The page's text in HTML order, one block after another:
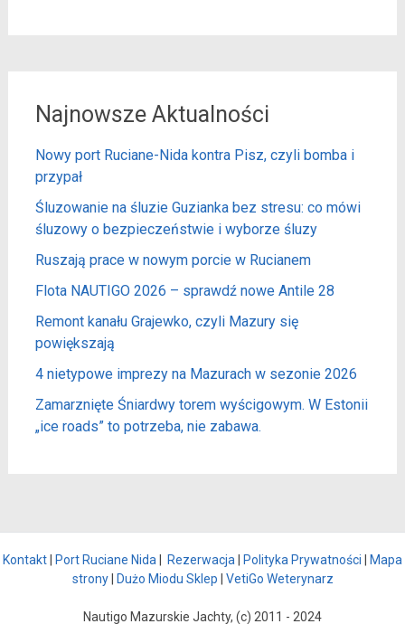
Najnowsze Aktualności
Nowy port Ruciane-Nida kontra Pisz, czyli bomba i
przypał
Śluzowanie na śluzie Guzianka bez stresu: co mówi
śluzowy o bezpieczeństwie i wyborze śluzy
Ruszają prace w nowym porcie w Rucianem
Flota NAUTIGO 2026 – sprawdź nowe Antile 28
Remont kanału Grajewko, czyli Mazury się
powiększają
4 nietypowe imprezy na Mazurach w sezonie 2026
Zamarznięte Śniardwy torem wyścigowym. W Estonii
„ice roads” to potrzeba, nie zabawa.
Kontakt| Port Ruciane Nida | Rezerwacja | Polityka Prywatności | Mapa
strony| Dużo Miodu Sklep | VetiGo Weterynarz
Nautigo Mazurskie Jachty, (c) 2011 - 2024